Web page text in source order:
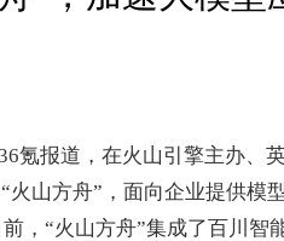
氪报道，在火山引擎主办、
山方舟”，面向企业提供模
前，“火山方舟”集成了百川